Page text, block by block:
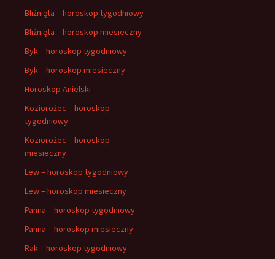
Bliźnięta – horoskop tygodniowy
Bliźnięta – horoskop miesieczny
Byk – horoskop tygodniowy
Byk – horoskop miesieczny
Horoskop Anielski
Koziorożec – horoskop
tygodniowy
Koziorożec – horoskop
miesieczny
Lew – horoskop tygodniowy
Lew – horoskop miesieczny
Panna – horoskop tygodniowy
Panna – horoskop miesieczny
Rak – horoskop tygodniowy